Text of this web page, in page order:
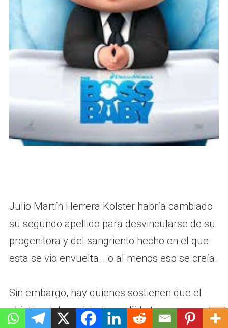
Julio Martín Herrera Kolster habría cambiado
su segundo apellido para desvincularse de su
progenitora y del sangriento hecho en el que
esta se vio envuelta… o al menos eso se creía.
Sin embargo, hay quienes sostienen que el
objetivo del cambio de apellido tuvo razones